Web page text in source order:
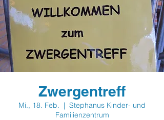
Zwergentreff
Mi., 18. Feb.
  |
Stephanus Kinder- und
Familienzentrum